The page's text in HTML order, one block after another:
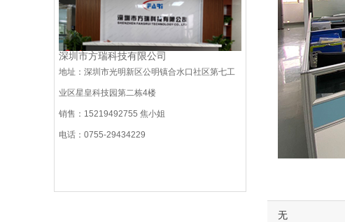
深圳市方瑞科技有限公司
地址：深圳市光明新区公明镇合水口社区第七工
业区星皇科技园第二栋4楼
销售：15219492755 焦小姐
电话：0755-29434229
无